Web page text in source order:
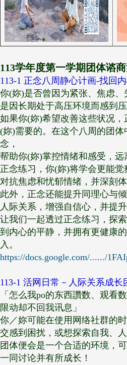
113学年度第一学期团体谘
113-1 正念八周静心计画-找回
你(妳)是否曾因为紧张、焦虑
是因长期处于高压环境而感到
如果你(妳)希望改善这些状况
(妳)需要的。在这个八周的团
念，
帮助你(妳)掌控情绪和感受，
正念练习，你(妳)将学会更能觉
对抗焦虑和忧郁情绪，并深刻
此外，正念还能提升同理心与
人际关系，增强自信心，并提
让我们一起透过正念练习，探
到内心的平静，并拥有更健康
入。
https://docs.google.com/....../
113-1 活网日常－人际关系成长
「怎么我po的东西讚数、观看
限动却不回我讯息」
你／妳可能在使用网络社群的
交感到困扰，或想探索自我、
团体便会是一个合适的环境，
一同讨论并有所成长！